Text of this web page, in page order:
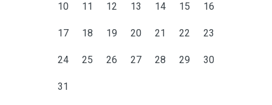
10 11 12 13 14 15 16
17 18 19 20 21 22 23
24 25 26 27 28 29 30
31